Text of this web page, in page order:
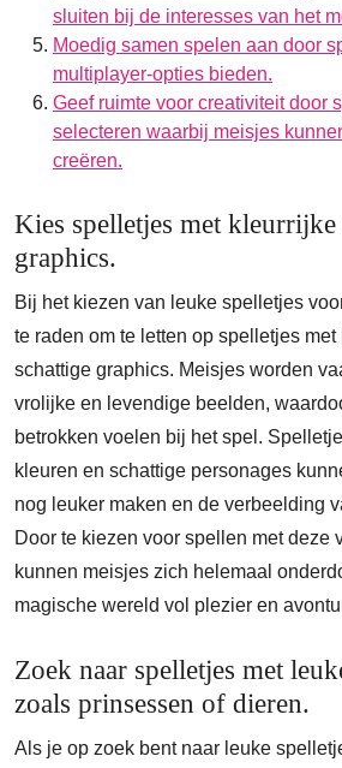
sluiten bij de interesses van het
Moedig samen spelen aan door
multiplayer-opties bieden.
Geef ruimte voor creativiteit door
selecteren waarbij meisjes
creëren.
Kies spelletjes met kleurrijke
graphics.
Bij het kiezen van leuke spelletjes
te raden om te letten op spelletjes met
schattige graphics. Meisjes worden
vrolijke en levendige beelden,
betrokken voelen bij het spel.
kleuren en schattige personages
nog leuker maken en de verbeelding
Door te kiezen voor spellen met deze
kunnen meisjes zich helemaal
magische wereld vol plezier en
Zoek naar spelletjes met
zoals prinsessen of dieren.
Als je op zoek bent naar leuke